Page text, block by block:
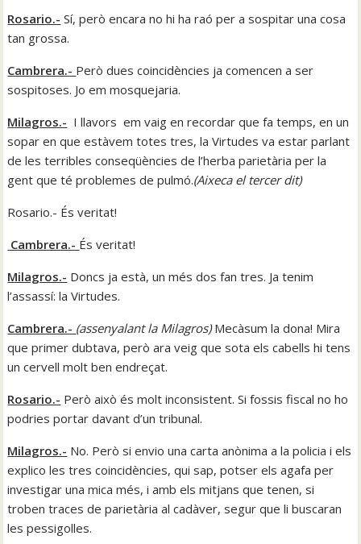
Rosario.- Sí, però encara no hi ha raó per a sospitar una cosa
tan grossa.
Cambrera.- Però dues coincidències ja comencen a ser
sospitoses. Jo em mosquejaria.
Milagros.- I llavors em vaig en recordar que fa temps, en un
sopar en que estàvem totes tres, la Virtudes va estar parlant
de les terribles conseqüències de l’herba parietària per la
gent que té problemes de pulmó.(Aixeca el tercer dit)
Rosario.- És veritat!
Cambrera.- És veritat!
Milagros.- Doncs ja està, un més dos fan tres. Ja tenim
l’assassí: la Virtudes.
Cambrera.- (assenyalant la Milagros)Mecàsum la dona! Mira
que primer dubtava, però ara veig que sota els cabells hi tens
un cervell molt ben endreçat.
Rosario.- Però això és molt inconsistent. Si fossis fiscal no ho
podries portar davant d’un tribunal.
Milagros.- No. Però si envio una carta anònima a la policia i els
explico les tres coincidències, qui sap, potser els agafa per
investigar una mica més, i amb els mitjans que tenen, si
troben traces de parietària al cadàver, segur que li buscaran
les pessigolles.